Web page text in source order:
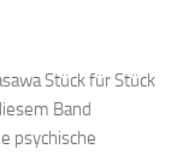
Stück für Stück
Band
psychische